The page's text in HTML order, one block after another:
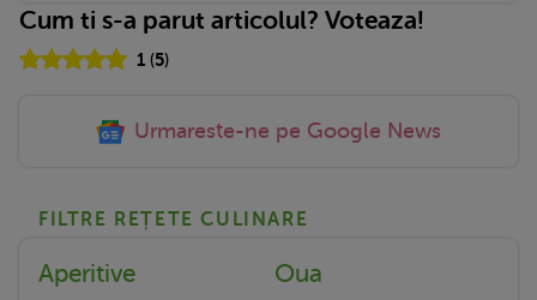
Cum ti s-a parut articolul? Voteaza!
1(5)
Urmareste-ne pe Google News
FILTRE REȚETE CULINARE
Aperitive
Oua